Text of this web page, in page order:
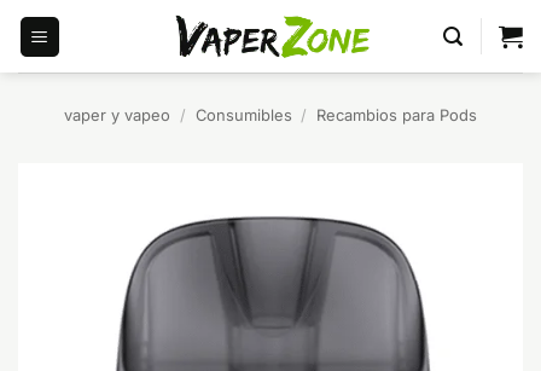
Saltar
contenido
vaper y vapeo / Consumibles / Recambios para Pods